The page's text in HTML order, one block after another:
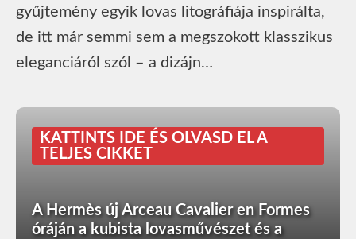
gyűjtemény egyik lovas litográfiája inspirálta,
de itt már semmi sem a megszokott klasszikus
eleganciáról szól – a dizájn…
KATTINTS IDE ÉS OLVASD EL A
TELJES CIKKET
A Hermès új Arceau Cavalier en Formes
óráján a kubista lovasművészet és a